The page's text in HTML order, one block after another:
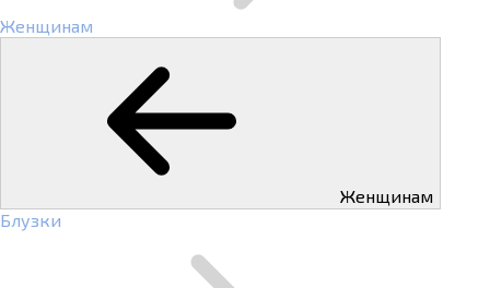
Женщинам
Женщинам
Блузки